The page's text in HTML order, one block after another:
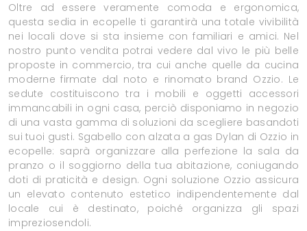
Oltre ad essere veramente comoda e ergonomica,
questa sedia in ecopelle ti garantirà una totale vivibilità
nei locali dove si sta insieme con familiari e amici. Nel
nostro punto vendita potrai vedere dal vivo le più belle
proposte in commercio, tra cui anche quelle da cucina
moderne firmate dal noto e rinomato brand Ozzio. Le
sedute costituiscono tra i mobili e oggetti accessori
immancabili in ogni casa, perciò disponiamo in negozio
di una vasta gamma di soluzioni da scegliere basandoti
sui tuoi gusti. Sgabello con alzata a gas Dylan di Ozzio in
ecopelle: saprà organizzare alla perfezione la sala da
pranzo o il soggiorno della tua abitazione, coniugando
doti di praticità e design. Ogni soluzione Ozzio assicura
un elevato contenuto estetico indipendentemente dal
locale cui è destinato, poiché organizza gli spazi
impreziosendoli.